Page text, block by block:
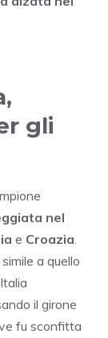
gli
nel
e Croazia
a quello
il girone
fu sconfitta